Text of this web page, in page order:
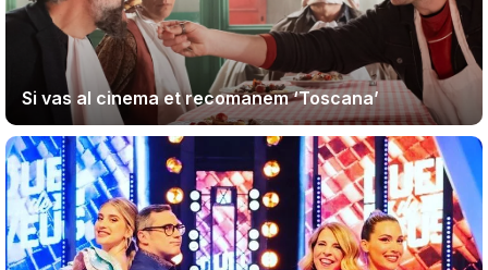
Si vas al cinema et recomanem ‘Toscana’